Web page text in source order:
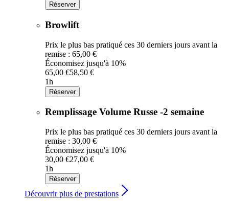
Réserver
Browlift
Prix le plus bas pratiqué ces 30 derniers jours avant la
remise : 65,00 €
Économisez jusqu'à 10%
65,00 €58,50 €
1h
Réserver
Remplissage Volume Russe -2 semaine
Prix le plus bas pratiqué ces 30 derniers jours avant la
remise : 30,00 €
Économisez jusqu'à 10%
30,00 €27,00 €
1h
Réserver
Découvrir plus de prestations